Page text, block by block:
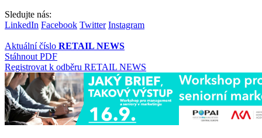
Sledujte nás:
LinkedIn Facebook Twitter Instagram
Aktuální číslo RETAIL NEWS
Stáhnout PDF
Registrovat k odběru RETAIL NEWS